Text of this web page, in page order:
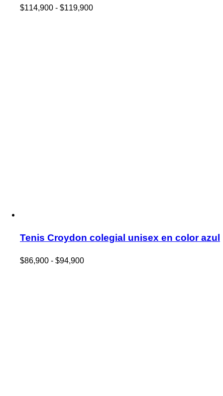
$114,900 - $119,900Rango
Tenis Croydon colegial unisex en color azul
$86,900 - $94,900Rango